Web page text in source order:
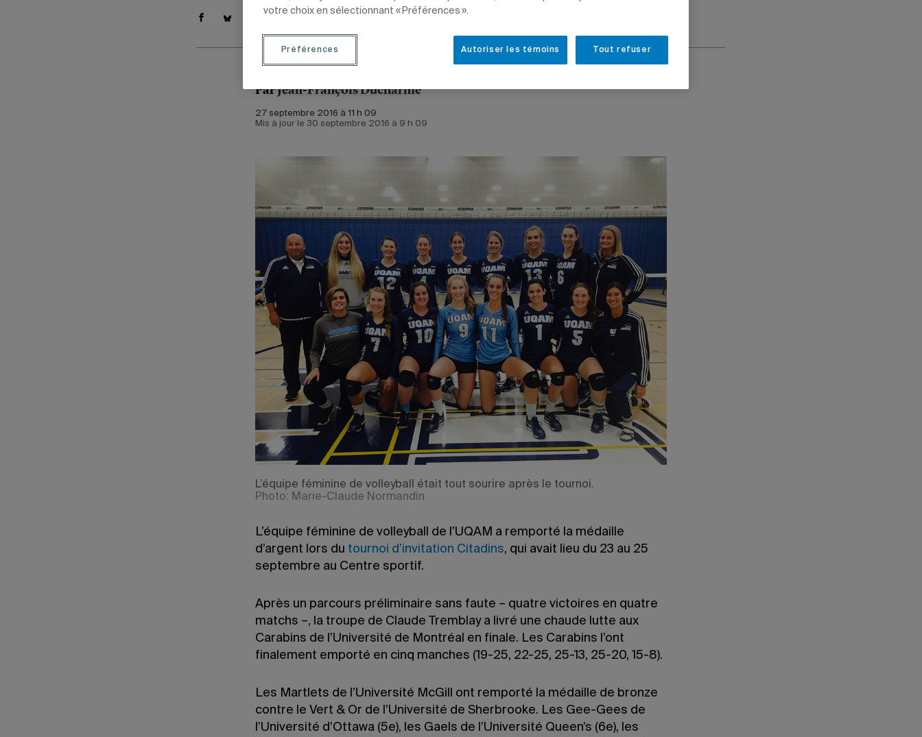
ParJean-François Ducharme
27 septembre 2016 à 11 h 09
Mis à jour le 30 septembre 2016 à 9 h 09
L’équipe féminine de volleyball était tout sourire après le tournoi.
Photo: Marie-Claude Normandin
L’équipe féminine de volleyball de l’UQAM a remporté la médaille
d’argent lors du tournoi d’invitation Citadins, qui avait lieu du 23 au 25
septembre au Centre sportif.
Après un parcours préliminaire sans faute – quatre victoires en quatre
matchs –, la troupe de Claude Tremblay a livré une chaude lutte aux
Carabins de l’Université de Montréal en finale. Les Carabins l’ont
finalement emporté en cinq manches (19-25, 22-25, 25-13, 25-20, 15-8).
Les Martlets de l’Université McGill ont remporté la médaille de bronze
contre le Vert & Or de l’Université de Sherbrooke. Les Gee-Gees de
l’Université d’Ottawa (5e), les Gaels de l’Université Queen’s (6e), les
votre choix en sélectionnant « Préférences ».
Tout refuser
Autoriser les témoins
Préférences